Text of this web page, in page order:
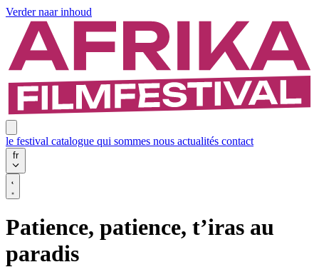
Verder naar inhoud
le festival catalogue qui sommes nous actualités contact
fr
Patience, patience, t’iras au
paradis